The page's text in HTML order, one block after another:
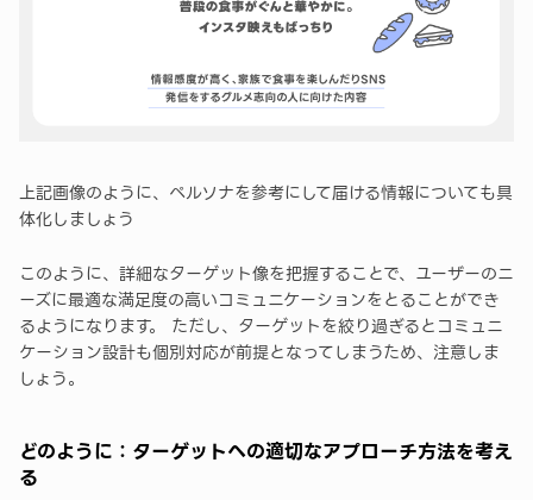
上記画像のように、ペルソナを参考にして届ける情報についても具
体化しましょう
このように、詳細なターゲット像を把握することで、ユーザーのニ
ーズに最適な満足度の高いコミュニケーションをとることができ
るようになります。 ただし、ターゲットを絞り過ぎるとコミュニ
ケーション設計も個別対応が前提となってしまうため、注意しま
しょう。
どのように：ターゲットへの適切なアプローチ方法を考え
る